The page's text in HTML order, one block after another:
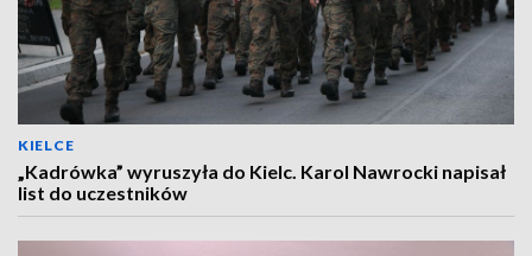
KIELCE
„Kadrówka” wyruszyła do Kielc. Karol Nawrocki napisał
list do uczestników